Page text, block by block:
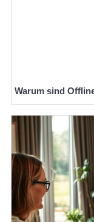
Warum sind